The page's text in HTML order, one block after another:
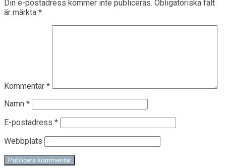
Din e-postadress kommer inte publiceras. Obligatoriska fält
är märkta *
Kommentar *
Namn *
E-postadress *
Webbplats